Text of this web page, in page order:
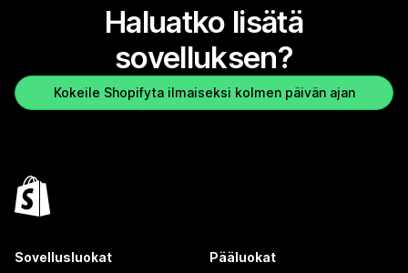
Haluatko lisätä
sovelluksen?
Kokeile Shopifyta ilmaiseksi kolmen päivän ajan
Sovellusluokat Pääluokat